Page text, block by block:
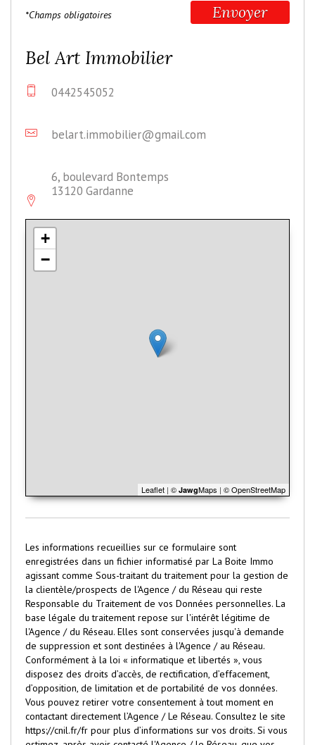
Envoyer
*Champs obligatoires
Bel Art Immobilier
0442545052
belart.immobilier@gmail.com
6, boulevard Bontemps
13120 Gardanne
+
−
Leaflet | © JawgMaps | © OpenStreetMap
Les informations recueillies sur ce formulaire sont
enregistrées dans un fichier informatisé par La Boite Immo
agissant comme Sous-traitant du traitement pour la gestion de
la clientèle/prospects de l'Agence / du Réseau qui reste
Responsable du Traitement de vos Données personnelles. La
base légale du traitement repose sur l'intérêt légitime de
l'Agence / du Réseau. Elles sont conservées jusqu'à demande
de suppression et sont destinées à l'Agence / au Réseau.
Conformément à la loi « informatique et libertés », vous
disposez des droits d’accès, de rectification, d’effacement,
d’opposition, de limitation et de portabilité de vos données.
Vous pouvez retirer votre consentement à tout moment en
contactant directement l’Agence / Le Réseau. Consultez le site
https://cnil.fr/fr pour plus d’informations sur vos droits. Si vous